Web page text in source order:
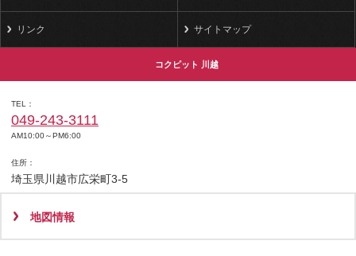
リンク サイトマップ
コクピット 川越
TEL
049-243-3111
AM10:00～PM6:00
住所
埼玉県川越市広栄町3-5
地図情報